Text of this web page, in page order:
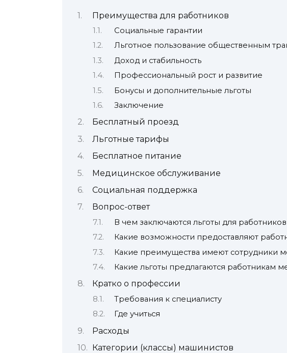
Преимущества для работников
Социальные гарантии
Льготное пользование общественным
Доход и стабильность
Профессиональный рост и развитие
Бонусы и дополнительные льготы
Заключение
Бесплатный проезд
Льготные тарифы
Бесплатное питание
Медицинское обслуживание
Социальная поддержка
Вопрос-ответ
В чем заключаются льготы для
Какие возможности предоставляют
Какие преимущества имеют сотрудники
Какие льготы предлагаются работникам
Кратко о профессии
Требования к специалисту
Где учиться
Расходы
Категории (классы) машинистов